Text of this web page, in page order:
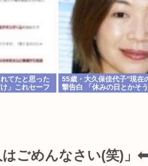
てたと思った
」これセーフ
55歳・大久保佳代子”現在
撃告白 「休みの日とかそ
ごめんなさい(笑)」